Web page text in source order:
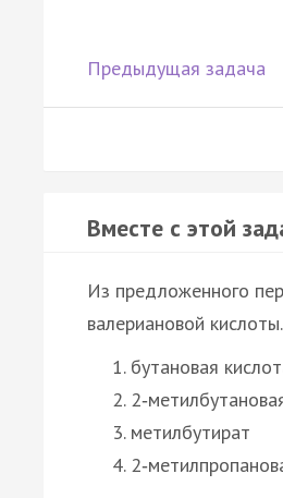
Предыдущая задача
Вместе с этой
Из предложенного
валериановой кислоты.
бутановая
метилбутират